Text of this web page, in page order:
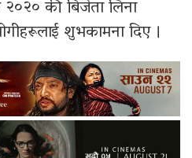
की बिजेता लिना
शुभकामना दिए ।